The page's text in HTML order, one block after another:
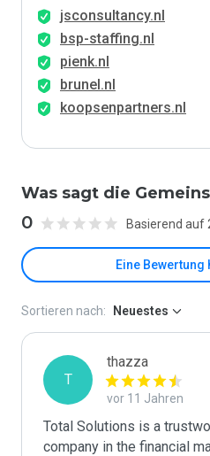
jsconsultancy.nl
bsp-staffing.nl
pienk.nl
brunel.nl
koopsenpartners.nl
Was sagt die
0 Basierend auf
Eine
Sortieren nach: Neuestes
T
thazza
vor 11 Jahren
Total Solutions is a
company in the financial